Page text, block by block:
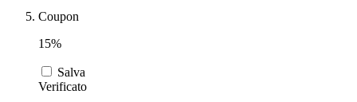
Coupon
15%
Salva
Verificato